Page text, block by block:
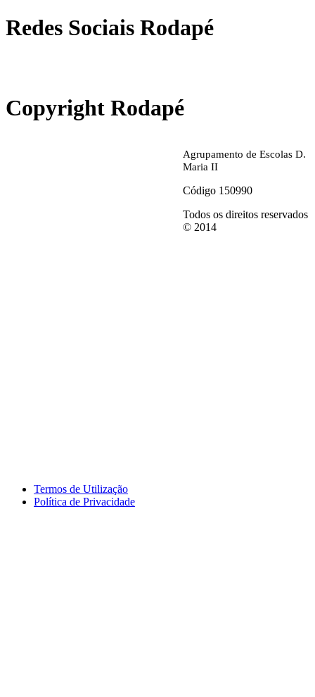
Redes Sociais Rodapé
Copyright Rodapé
Agrupamento de Escolas D.
Maria II
Código 150990
Todos os direitos reservados
© 2014
Termos de Utilização
Política de Privacidade